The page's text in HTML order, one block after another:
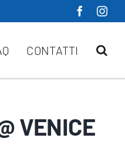
CONTATTI
VENICE